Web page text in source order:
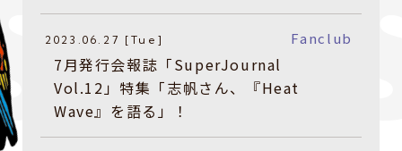
2023.06.27 [Tue] Fanclub
7月発行会報誌「SuperJournal
Vol.12」特集「志帆さん、『Heat
Wave』を語る」！